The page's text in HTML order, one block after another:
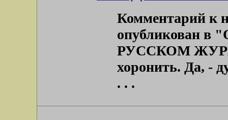
Комментарий к
РУССКОМ
хоронить. Да, -
. . .